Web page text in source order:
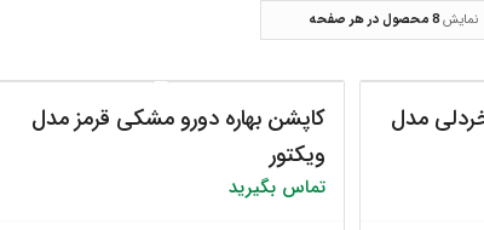
نمایش8 محصول در هر صفحه
مدل
کاپشن بهاره دورو مشکی قرمز مدل
ویکتور
تماس بگیرید